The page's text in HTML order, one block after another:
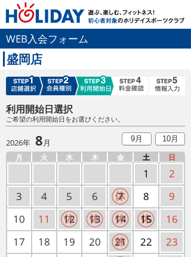
WEB入会フォーム
盛岡店
利用開始日選択
ご希望の利用開始日をお選びください。
2026年 8月 9月 10月
月 火 水 木 金 土 日
1
2
3
4 5 6 7 8
9
10
11 12 13 14 15
16
17
18 19 20 21 22
23